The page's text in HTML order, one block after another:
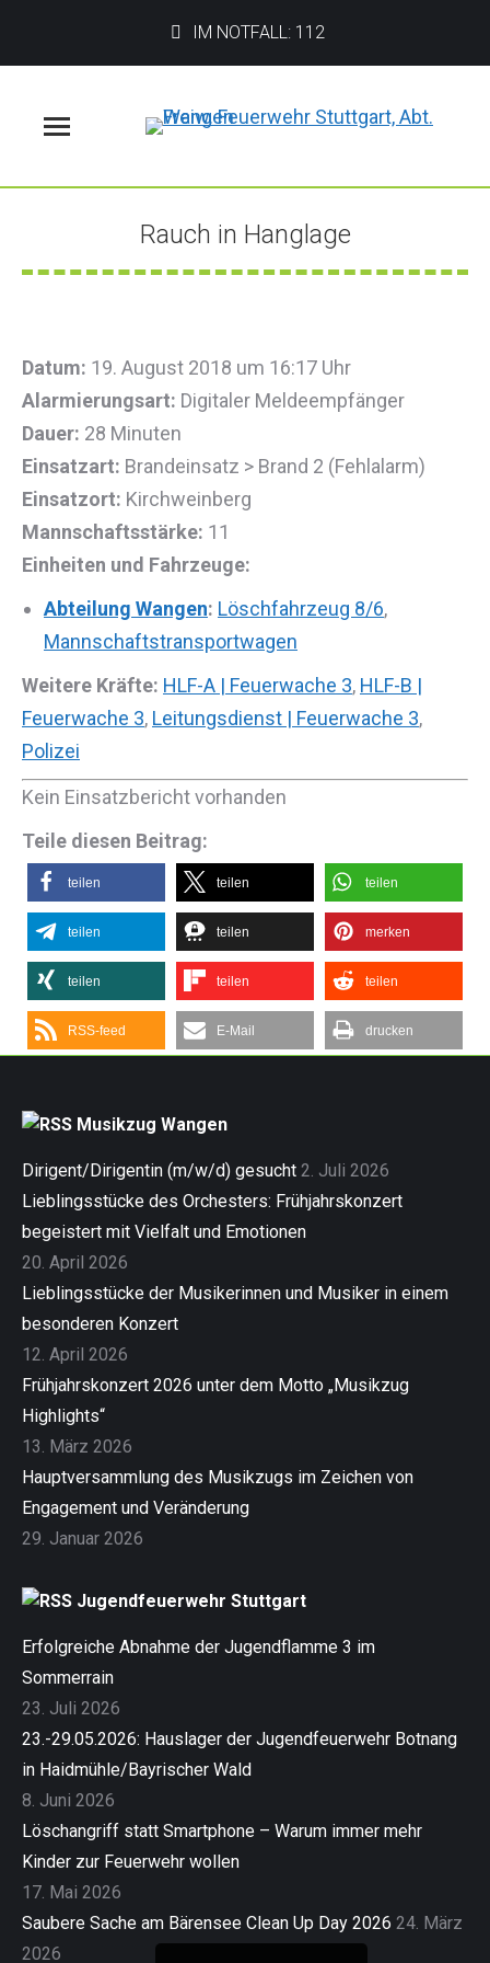
IM NOTFALL: 112
Rauch in Hanglage
Sie befinden sich hier:
Datum: 19. August 2018 um 16:17 Uhr
Alarmierungsart: Digitaler Meldeempfänger
Dauer: 28 Minuten
Einsatzart: Brandeinsatz > Brand 2 (Fehlalarm)
Einsatzort: Kirchweinberg
Mannschaftsstärke: 11
Einheiten und Fahrzeuge:
Abteilung Wangen: Löschfahrzeug 8/6,
Mannschaftstransportwagen
Weitere Kräfte: HLF-A | Feuerwache 3, HLF-B |
Feuerwache 3, Leitungsdienst | Feuerwache 3,
Polizei
Kein Einsatzbericht vorhanden
Teile diesen Beitrag:
teilen teilen teilen
teilen teilen merken
teilen teilen teilen
RSS-feed E-Mail drucken
Musikzug Wangen
Dirigent/Dirigentin (m/w/d) gesucht 2. Juli 2026
Lieblingsstücke des Orchesters: Frühjahrskonzert
begeistert mit Vielfalt und Emotionen
20. April 2026
Lieblingsstücke der Musikerinnen und Musiker in einem
besonderen Konzert
12. April 2026
Frühjahrskonzert 2026 unter dem Motto „Musikzug
Highlights“
13. März 2026
Hauptversammlung des Musikzugs im Zeichen von
Engagement und Veränderung
29. Januar 2026
Jugendfeuerwehr Stuttgart
Erfolgreiche Abnahme der Jugendflamme 3 im
Sommerrain
23. Juli 2026
23.-29.05.2026: Hauslager der Jugendfeuerwehr Botnang
in Haidmühle/Bayrischer Wald
8. Juni 2026
Löschangriff statt Smartphone – Warum immer mehr
Kinder zur Feuerwehr wollen
17. Mai 2026
Saubere Sache am Bärensee Clean Up Day 2026 24. März
2026